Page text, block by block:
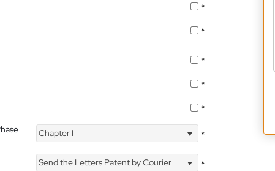
*
*
*
*
*
Chapter I *
Send the Letters Patent by Courier
*